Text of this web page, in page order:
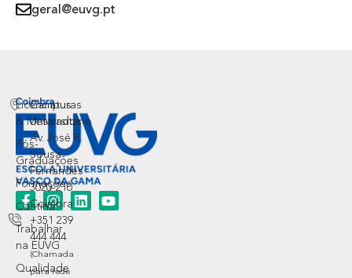
geral@euvg.pt
Campus
Universitário
Av. José R.
Sousa
Fernandes
3020-210
Coimbra
+351 239
444 444
(Chamada
para rede
Licenciaturas
& Mestrados
Pós-
Graduações
Formações
Cantina
Trabalhar
na EUVG
Qualidade